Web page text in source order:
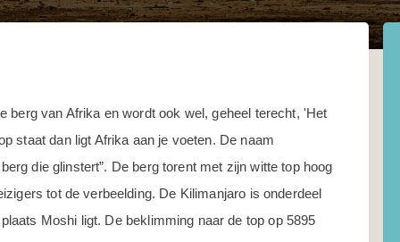
berg van Afrika en wordt ook wel, geheel terecht, 'Het
staat dan ligt Afrika aan je voeten. De naam
die glinstert”. De berg torent met zijn witte top hoog
tot de verbeelding. De Kilimanjaro is onderdeel
Moshi ligt. De beklimming naar de top op 5895